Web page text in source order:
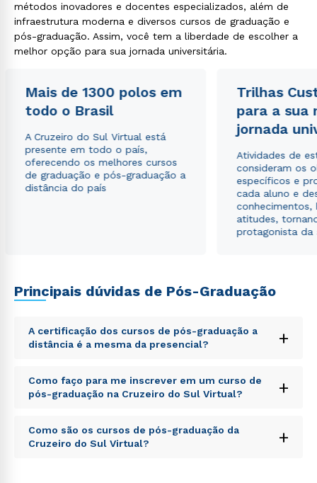
métodos inovadores e docentes especializados, além de
infraestrutura moderna e diversos cursos de graduação e
pós-graduação. Assim, você tem a liberdade de escolher a
melhor opção para sua jornada universitária.
Mais de 1300 polos em
todo o Brasil
A Cruzeiro do Sul Virtual está
presente em todo o país,
oferecendo os melhores cursos
de graduação e pós-graduação a
distância do país
Trilhas
para a sua
jornada
Atividades de
consideram os
específicos e
cada aluno e
conhecimentos,
atitudes,
protagonista da
Principais dúvidas de Pós-Graduação
A certificação dos cursos de pós-graduação a
distância é a mesma da presencial?
+
Sed ut perspiciatis unde omnis iste natus error sit
voluptatem accusantium doloremque laudantium,
totam rem aperiam, eaque ipsa quae ab illo inventore
explicabo. Nemo enim ipsam voluptatem quia
voluptas sit aspernatur aut odit aut fugit, sed quia
Como faço para me inscrever em um curso de
pós-graduação na Cruzeiro do Sul Virtual?
+
Sed ut perspiciatis unde omnis iste natus error sit
voluptatem accusantium doloremque laudantium,
Como são os cursos de pós-graduação da
Cruzeiro do Sul Virtual?
+
Rápido e fácil
WhatsApp